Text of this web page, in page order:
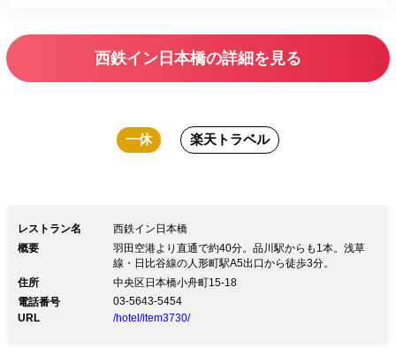
西鉄イン日本橋の詳細を見る
一休 楽天トラベル
レストラン名
西鉄イン日本橋
概要
羽田空港より直通で約40分。品川駅からも1本。浅草
線・日比谷線の人形町駅A5出口から徒歩3分。
住所
中央区日本橋小舟町15-18
電話番号
03-5643-5454
URL
/hotel/item3730/